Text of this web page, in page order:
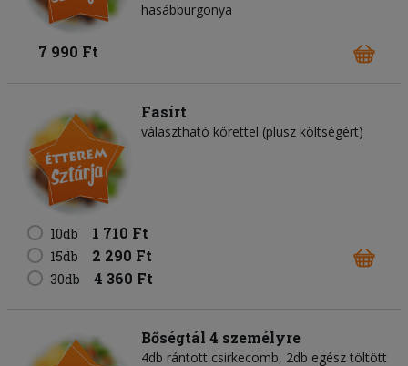
hasábburgonya
7 990 Ft
Fasírt
választható körettel (plusz költségért)
10db 1 710 Ft
15db 2 290 Ft
30db 4 360 Ft
Bőségtál 4 személyre
4db rántott csirkecomb, 2db egész töltött